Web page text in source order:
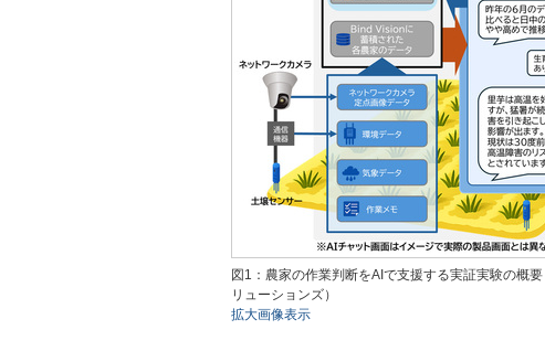
図1：農家の作業判断をAIで支援する実証実験の概
リューションズ）
拡大画像表示